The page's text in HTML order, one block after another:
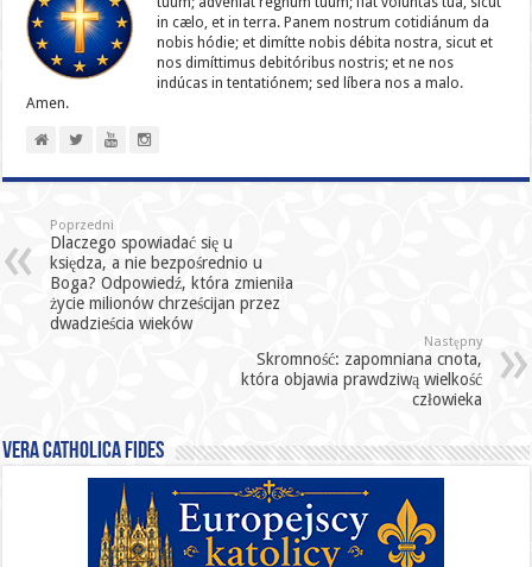
in cælo, et in terra. Panem nostrum cotidiánum da
nobis hódie; et dimítte nobis débita nostra, sicut et
nos dimíttimus debitóribus nostris; et ne nos
indúcas in ten­ta­tiónem; sed líbera nos a malo.
Amen.
Poprzedni
Dlaczego spowiadać się u
księdza, a nie bezpośrednio u
Boga? Odpowiedź, która zmieniła
życie milionów chrześcijan przez
dwadzieścia wieków
Następny
Skromność: zapomniana cnota,
która objawia prawdziwą wielkość
człowieka
Vera catholica fides